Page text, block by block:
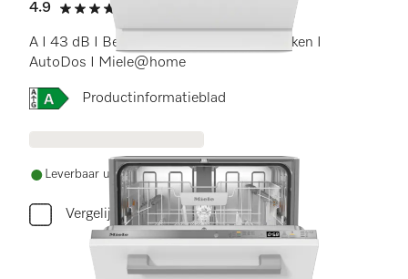
4.9
4.9 sterren op 5
A I 43 dB I Besteklade I ExtraComfort rekken I
AutoDos I Miele@home
Online Label Flag, Energielabel
Productinformatieblad
Leverbaar uit voorraad met gratis levering
Vergelijken